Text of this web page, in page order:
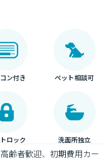
ン付き ペット相談可
ロック 洗面所独立
齢者歓迎、初期費用カー